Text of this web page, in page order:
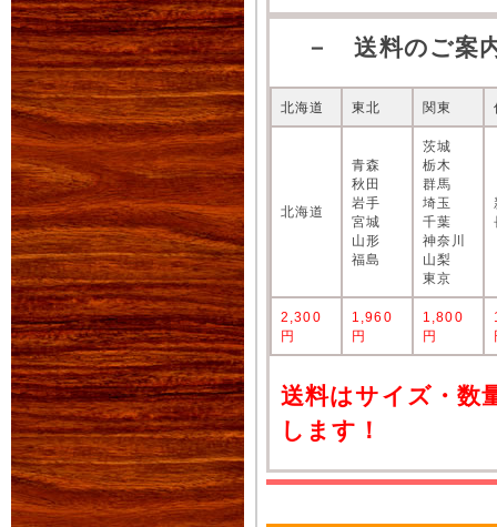
－ 送料のご案
北海道 東北 関東
北海道
青森
秋田
岩手
宮城
山形
福島
茨城
栃木
群馬
埼玉
千葉
神奈川
山梨
東京
2,300
円
1,960
円
1,800
円
送料はサイズ・数
します！